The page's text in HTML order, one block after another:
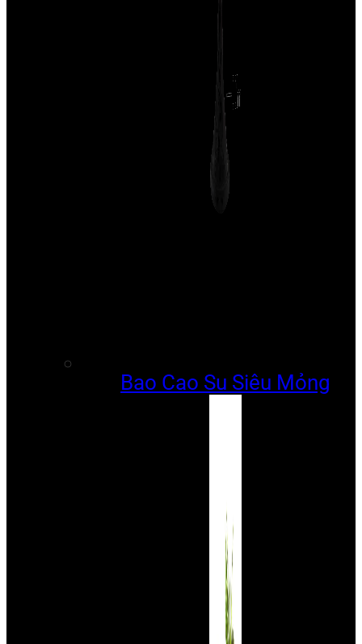
Bao Cao Su Siêu Mỏng